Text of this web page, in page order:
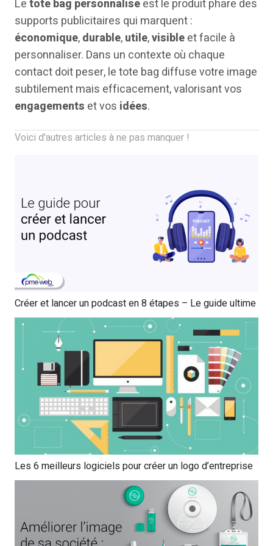
Letote bag personnaliséest le produit phare des
supports publicitaires qui marquent :
économique,durable,utile,visibleet facile à
personnaliser. Dans un contexte où chaque
contact doit peser, le tote bag diffuse votre image
subtilement mais efficacement, valorisant vos
engagements et vos idées.
Voici d'autres articles à ne pas manquer !
Créer et lancer un podcast en 8 étapes – Le guide ultime
Les 6 meilleurs logiciels pour créer un logo d’entreprise